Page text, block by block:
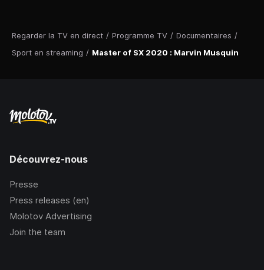
Regarder la TV en direct / Programme TV / Documentaires /
Sport en streaming / Master of SX 2020 : Marvin Musquin
Découvrez-nous
Presse
Press releases (en)
Molotov Advertising
Join the team